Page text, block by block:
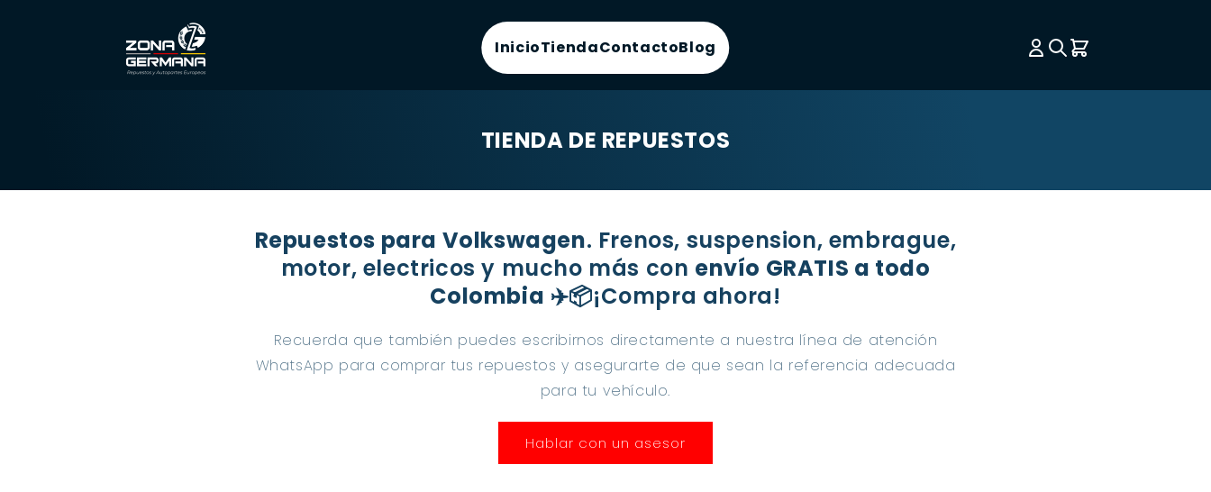
InicioTiendaContactoBlog
TIENDA DE REPUESTOS
Repuestos para Volkswagen. Frenos, suspension, embrague,
motor, electricos y mucho más con envío GRATIS a todo
Colombia ✈️📦¡Compra ahora!
Recuerda que también puedes escribirnos directamente a nuestra línea de atención
WhatsApp para comprar tus repuestos y asegurarte de que sean la referencia adecuada
para tu vehículo.
Hablar con un asesor